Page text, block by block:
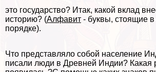
это государство? Итак, какой вклад
историю? (Алфавит - буквы, стоящие
порядке).
Что представляло собой население
писали люди в Древней Индии? Какая